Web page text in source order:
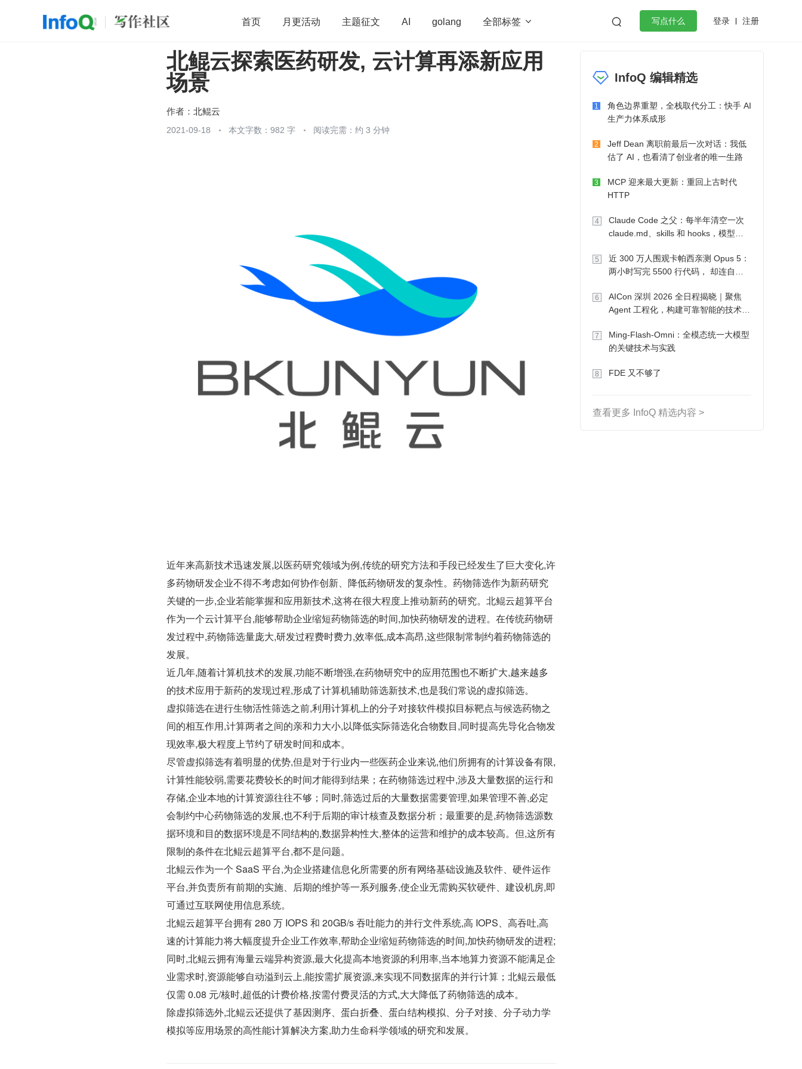
首页 月更活动 主题征文 AI golang 全部标签   写点什么 登录 注册
开源 架构 OpenHarmony 算法 学习方法 Web3.0 高效工作
团队管理 微服务架构 flutter
北鲲云探索医药研发, 云计算再添新应用
场景
作者： 北鲲云
2021-09-18 本文字数：982 字 阅读完需：约 3 分钟
近年来高新技术迅速发展,以医药研究领域为例,传统的研究方法和手段已经发生了巨大变化,许
多药物研发企业不得不考虑如何协作创新、降低药物研发的复杂性。药物筛选作为新药研究
关键的一步,企业若能掌握和应用新技术,这将在很大程度上推动新药的研究。北鲲云超算平台
作为一个云计算平台,能够帮助企业缩短药物筛选的时间,加快药物研发的进程。在传统药物研
发过程中,药物筛选量庞大,研发过程费时费力,效率低,成本高昂,这些限制常制约着药物筛选的
发展。
近几年,随着计算机技术的发展,功能不断增强,在药物研究中的应用范围也不断扩大,越来越多
的技术应用于新药的发现过程,形成了计算机辅助筛选新技术,也是我们常说的虚拟筛选。
虚拟筛选在进行生物活性筛选之前,利用计算机上的分子对接软件模拟目标靶点与候选药物之
间的相互作用,计算两者之间的亲和力大小,以降低实际筛选化合物数目,同时提高先导化合物发
现效率,极大程度上节约了研发时间和成本。
尽管虚拟筛选有着明显的优势,但是对于行业内一些医药企业来说,他们所拥有的计算设备有限,
计算性能较弱,需要花费较长的时间才能得到结果；在药物筛选过程中,涉及大量数据的运行和
存储,企业本地的计算资源往往不够；同时,筛选过后的大量数据需要管理,如果管理不善,必定
会制约中心药物筛选的发展,也不利于后期的审计核查及数据分析；最重要的是,药物筛选源数
据环境和目的数据环境是不同结构的,数据异构性大,整体的运营和维护的成本较高。但,这所有
限制的条件在北鲲云超算平台,都不是问题。
北鲲云作为一个 SaaS 平台,为企业搭建信息化所需要的所有网络基础设施及软件、硬件运作
平台,并负责所有前期的实施、后期的维护等一系列服务,使企业无需购买软硬件、建设机房,即
可通过互联网使用信息系统。
北鲲云超算平台拥有 280 万 IOPS 和 20GB/s 吞吐能力的并行文件系统,高 IOPS、高吞吐,高
速的计算能力将大幅度提升企业工作效率,帮助企业缩短药物筛选的时间,加快药物研发的进程;
同时,北鲲云拥有海量云端异构资源,最大化提高本地资源的利用率,当本地算力资源不能满足企
业需求时,资源能够自动溢到云上,能按需扩展资源,来实现不同数据库的并行计算；北鲲云最低
仅需 0.08 元/核时,超低的计费价格,按需付费灵活的方式,大大降低了药物筛选的成本。
除虚拟筛选外,北鲲云还提供了基因测序、蛋白折叠、蛋白结构模拟、分子对接、分子动力学
模拟等应用场景的高性能计算解决方案,助力生命科学领域的研究和发展。
InfoQ 编辑精选
1
角色边界重塑，全栈取代分工：快手 AI
生产力体系成形
2
Jeff Dean 离职前最后一次对话：我低
估了 AI，也看清了创业者的唯一生路
3
MCP 迎来最大更新：重回上古时代
HTTP
4
Claude Code 之父：每半年清空一次
claude.md、skills 和 hooks，模型自
5
近 300 万人围观卡帕西亲测 Opus 5：
两小时写完 5500 行代码， 却连自己
6
AICon 深圳 2026 全日程揭晓｜聚焦
Agent 工程化，构建可靠智能的技术路
7
Ming-Flash-Omni：全模态统一大模型
的关键技术与实践
8 FDE 又不够了
查看更多 InfoQ 精选内容 >